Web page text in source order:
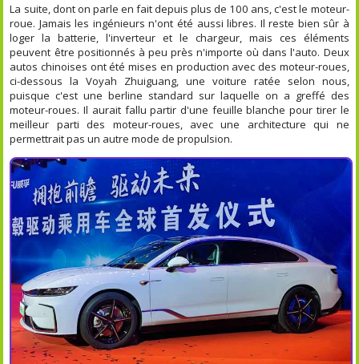
La suite, dont on parle en fait depuis plus de 100 ans, c'est le moteur-
roue. Jamais les ingénieurs n'ont été aussi libres. Il reste bien sûr à
loger la batterie, l'inverteur et le chargeur, mais ces éléments
peuvent être positionnés à peu près n'importe où dans l'auto. Deux
autos chinoises ont été mises en production avec des moteur-roues,
ci-dessous la Voyah Zhuiguang, une voiture ratée selon nous,
puisque c'est une berline standard sur laquelle on a greffé des
moteur-roues. Il aurait fallu partir d'une feuille blanche pour tirer le
meilleur parti des moteur-roues, avec une architecture qui ne
permettrait pas un autre mode de propulsion.